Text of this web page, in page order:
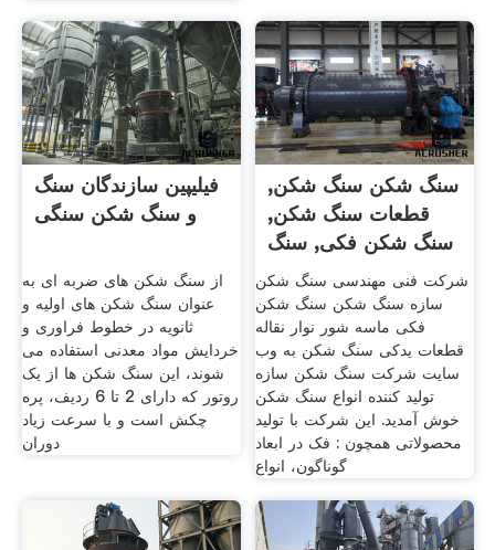
فیلیپین سازندگان سنگ
و سنگ شکن سنگی
از سنگ شکن های ضربه ای به
عنوان سنگ شکن های اولیه و
ثانویه در خطوط فراوری و
خردایش مواد معدنی استفاده می
شوند، این سنگ شکن ها از یک
روتور که دارای 2 تا 6 ردیف، پره
چکش است و با سرعت زیاد
دوران
سنگ شکن سنگ شکن,
قطعات سنگ شکن,
سنگ شکن فکی, سنگ
شکن
شرکت فنی مهندسی سنگ شکن
سازه سنگ شکن سنگ شکن
فکی ماسه شور نوار نقاله
قطعات یدکی سنگ شکن به وب
سایت شرکت سنگ شکن سازه
تولید کننده انواع سنگ شکن
خوش آمدید. اين شرکت با توليد
محصولاتی همچون : فک در ابعاد
گوناگون، انواع